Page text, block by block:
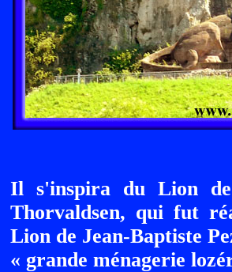
Il s'inspira du Lion
Thorvaldsen, qui fut
Lion de Jean-Baptiste
« grande ménagerie